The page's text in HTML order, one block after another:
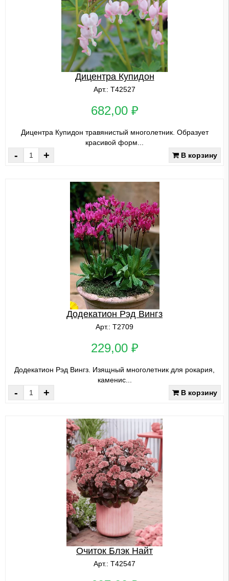
Дицентра Купидон
Арт.: Т42527
682,00 ₽
Дицентра Купидон травянистый многолетник. Образует
красивой форм...
- + В корзину
Додекатион Рэд Вингз
Арт.: Т2709
229,00 ₽
Додекатион Рэд Вингз. Изящный многолетник для рокария,
каменис...
- + В корзину
Очиток Блэк Найт
Арт.: Т42547